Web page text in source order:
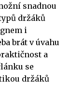
snadnou
držáků
i
brát v úvahu
a
se
držáků